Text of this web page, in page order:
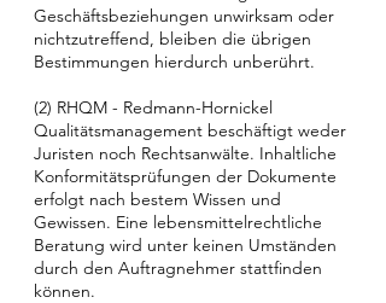
Geschäftsbeziehungen unwirksam oder
nichtzutreffend, bleiben die übrigen
Bestimmungen hierdurch unberührt.
(2) RHQM - Redmann-Hornickel
Qualitätsmanagement beschäftigt weder
Juristen noch Rechtsanwälte. Inhaltliche
Konformitätsprüfungen der Dokumente
erfolgt nach bestem Wissen und
Gewissen. Eine lebensmittelrechtliche
Beratung wird unter keinen Umständen
durch den Auftragnehmer stattfinden
können.